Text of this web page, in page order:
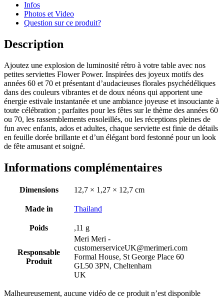
Infos
Photos et Video
Question sur ce produit?
Description
Ajoutez une explosion de luminosité rétro à votre table avec nos
petites serviettes Flower Power. Inspirées des joyeux motifs des
années 60 et 70 et présentant d’audacieuses florales psychédéliques
dans des couleurs vibrantes et de doux néons qui apportent une
énergie estivale instantanée et une ambiance joyeuse et insouciante à
toute célébration ; parfaites pour les fêtes sur le thème des années 60
ou 70, les rassemblements ensoleillés, ou les réceptions pleines de
fun avec enfants, ados et adultes, chaque serviette est finie de détails
en feuille dorée brillante et d’un élégant bord festonné pour un look
de fête amusant et soigné.
Informations complémentaires
Dimensions 12,7 × 1,27 × 12,7 cm
Made in Thailand
Poids ,11 g
Responsable
Produit
Meri Meri -
customerserviceUK@merimeri.com
Formal House, St George Place 60
GL50 3PN, Cheltenham
UK
Malheureusement, aucune vidéo de ce produit n’est disponible